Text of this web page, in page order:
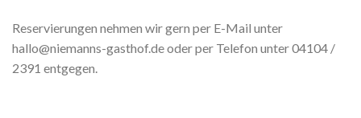
Reservierungen nehmen wir gern per E-Mail unter
hallo@niemanns-gasthof.de oder per Telefon unter 04104 /
2391 entgegen.